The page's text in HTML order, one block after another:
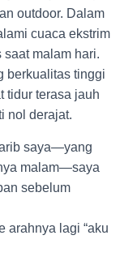
outdoor. Dalam
cuaca ekstrim
malam hari.
berkualitas tinggi
tidur terasa jauh
nol derajat.
saya—yang
malam—saya
sebelum
arahnya lagi “aku